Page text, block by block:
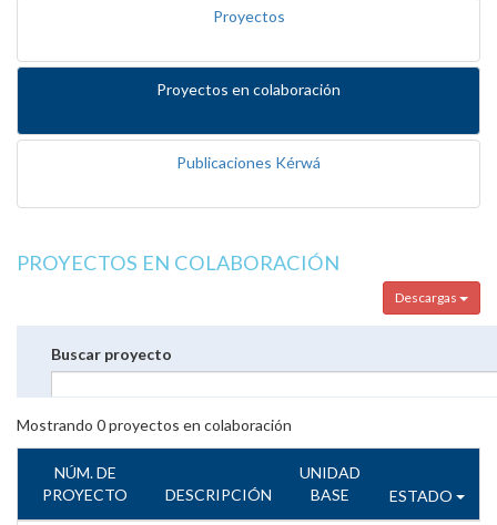
Proyectos
Proyectos en colaboración
Publicaciones Kérwá
PROYECTOS EN COLABORACIÓN
Descargas
Buscar proyecto
Mostrando 0proyectos en colaboración
NÚM. DE
PROYECTO
DESCRIPCIÓN
UNIDAD
BASE
ESTADO